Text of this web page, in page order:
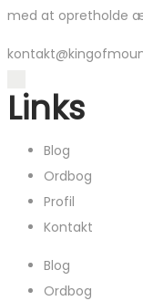
med at opretholde
Links
Blog
Ordbog
Profil
Kontakt
Blog
Ordbog